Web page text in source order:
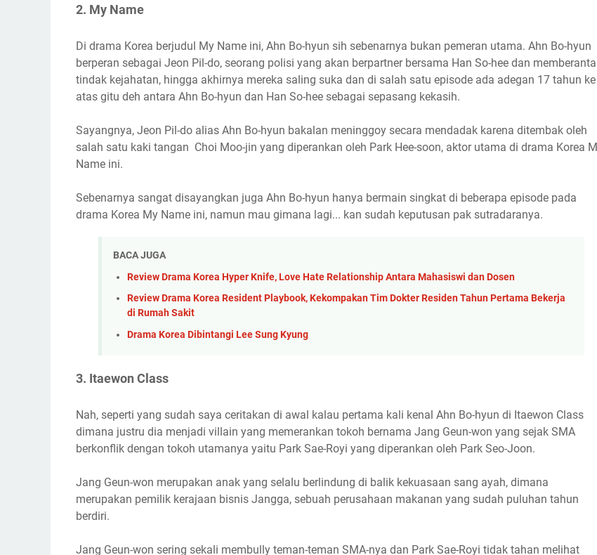
2. My Name
Di drama Korea berjudul My Name ini, Ahn Bo-hyun sih sebenarnya bukan pemeran utama. Ahn Bo-hyun
berperan sebagai Jeon Pil-do, seorang polisi yang akan berpartner bersama Han So-hee dan
tindak kejahatan, hingga akhirnya mereka saling suka dan di salah satu episode ada adegan 17 tahun ke
atas gitu deh antara Ahn Bo-hyun dan Han So-hee sebagai sepasang kekasih.
Sayangnya, Jeon Pil-do alias Ahn Bo-hyun bakalan meninggoy secara mendadak karena ditembak oleh
salah satu kaki tangan Choi Moo-jin yang diperankan oleh Park Hee-soon, aktor utama di drama Korea
Name ini.
Sebenarnya sangat disayangkan juga Ahn Bo-hyun hanya bermain singkat di beberapa episode pada
drama Korea My Name ini, namun mau gimana lagi... kan sudah keputusan pak sutradaranya.
BACA JUGA
Review Drama Korea Hyper Knife, Love Hate Relationship Antara Mahasiswi dan Dosen
Review Drama Korea Resident Playbook, Kekompakan Tim Dokter Residen Tahun Pertama Bekerja
di Rumah Sakit
Drama Korea Dibintangi Lee Sung Kyung
3. Itaewon Class
Nah, seperti yang sudah saya ceritakan di awal kalau pertama kali kenal Ahn Bo-hyun di Itaewon Class
dimana justru dia menjadi villain yang memerankan tokoh bernama Jang Geun-won yang sejak SMA
berkonflik dengan tokoh utamanya yaitu Park Sae-Royi yang diperankan oleh Park Seo-Joon.
Jang Geun-won merupakan anak yang selalu berlindung di balik kekuasaan sang ayah, dimana
merupakan pemilik kerajaan bisnis Jangga, sebuah perusahaan makanan yang sudah puluhan tahun
berdiri.
Jang Geun-won sering sekali membully teman-teman SMA-nya dan Park Sae-Royi tidak tahan melihat